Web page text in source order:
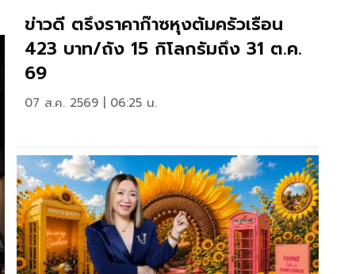
ข่าวดี ตรึงราคาก๊าซหุงต้มครัวเรือน
423 บาท/ถัง 15 กิโลกรัมถึง 31 ต.ค.
69
07 ส.ค. 2569 | 06:25 น.